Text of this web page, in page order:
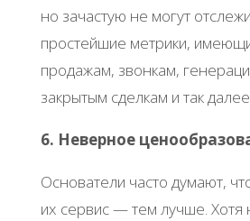
но зачастую не могут
простейшие метрики,
продажам, звонкам,
закрытым сделкам и так
6. Неверное
Основатели часто думают,
их сервис — тем лучше. Хотя